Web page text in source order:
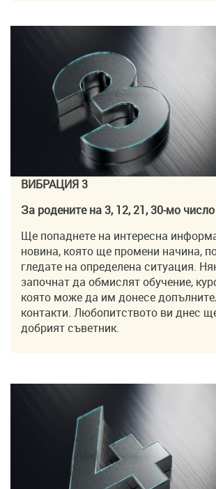
ВИБРАЦИЯ 3
За родените на 3, 12, 21, 30-мо число
Ще попаднете на интересна
новина, която ще промени начина,
гледате на определена ситуация.
започнат да обмислят обучение,
която може да им донесе
контакти. Любопитството ви днес
добрият съветник.